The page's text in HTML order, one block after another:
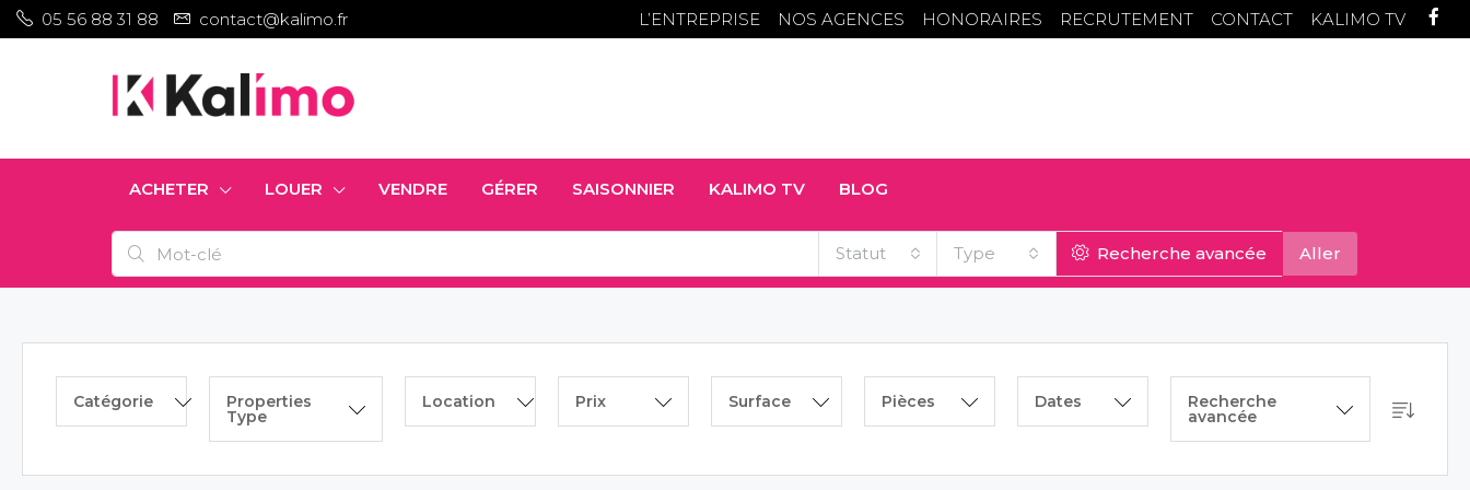
05 56 88 31 88 contact@kalimo.fr L’ENTREPRISE NOS AGENCES HONORAIRES RECRUTEMENT CONTACT KALIMO TV
ACHETER LOUER VENDRE GÉRER SAISONNIER KALIMO TV BLOG
Statut Type Recherche avancée Aller
Catégorie Properties
Type
Location Prix Surface Pièces Dates Recherche
avancée